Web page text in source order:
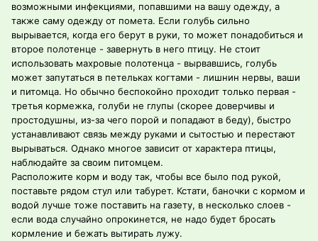
возможными инфекциями, попавшими на вашу одежду, а
также саму одежду от помета. Если голубь сильно
вырывается, когда его берут в руки, то может понадобиться и
второе полотенце - завернуть в него птицу. Не стоит
использовать махровые полотенца - вырвавшись, голубь
может запутаться в петельках когтами - лишнин нервы, ваши
и питомца. Но обычно беспокойно проходит только первая -
третья кормежка, голуби не глупы (скорее доверчивы и
простодушны, из-за чего порой и попадают в беду), быстро
устанавливают связь между руками и сытостью и перестают
вырываться. Однако многое зависит от характера птицы,
наблюдайте за своим питомцем.
Расположите корм и воду так, чтобы все было под рукой,
поставьте рядом стул или табурет. Кстати, баночки с кормом и
водой лучше тоже поставить на газету, в несколько слоев -
если вода случайно опрокинется, не надо будет бросать
кормление и бежать вытирать лужу.